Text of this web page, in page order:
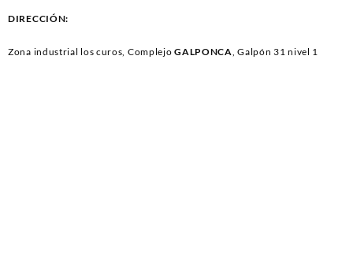
DIRECCIÓN:
Zona industrial los curos, ComplejoGALPONCA, Galpón 31 nivel 1